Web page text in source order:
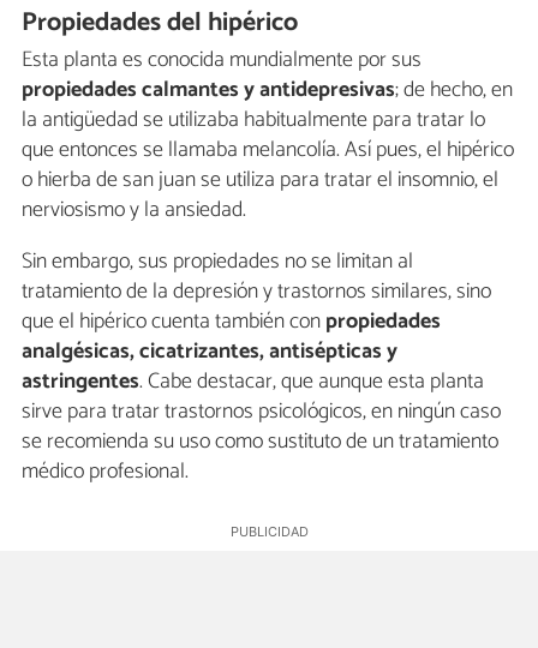
Propiedades del hipérico
Esta planta es conocida mundialmente por sus
propiedades calmantes y antidepresivas; de hecho, en
la antigüedad se utilizaba habitualmente para tratar lo
que entonces se llamaba melancolía. Así pues, el hipérico
o hierba de san juan se utiliza para tratar el insomnio, el
nerviosismo y la ansiedad.
Sin embargo, sus propiedades no se limitan al
tratamiento de la depresión y trastornos similares, sino
que el hipérico cuenta también conpropiedades
analgésicas, cicatrizantes, antisépticas y
astringentes. Cabe destacar, que aunque esta planta
sirve para tratar trastornos psicológicos, en ningún caso
se recomienda su uso como sustituto de un tratamiento
médico profesional.